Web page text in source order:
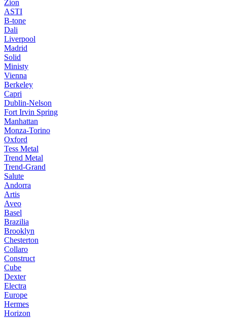
Zion
ASTI
B-tone
Dali
Liverpool
Madrid
Solid
Ministy
Vienna
Berkeley
Capri
Dublin-Nelson
Fort Irvin Spring
Manhattan
Monza-Torino
Oxford
Tess Metal
Trend Metal
Trend-Grand
Salute
Andorra
Artis
Aveo
Basel
Brazilia
Brooklyn
Chesterton
Collaro
Construct
Cube
Dexter
Electra
Europe
Hermes
Horizon